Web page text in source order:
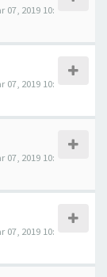
07, 2019 10:
07, 2019 10:
07, 2019 10:
07, 2019 10: